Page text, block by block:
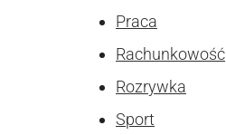
Praca
Rachunkowość
Rozrywka
Sport